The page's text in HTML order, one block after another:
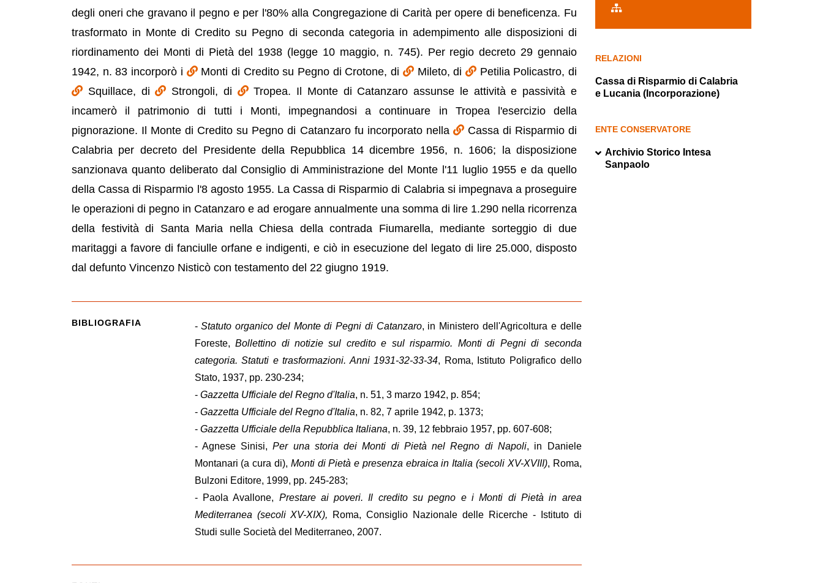
degli oneri che gravano il pegno e per l'80% alla Congregazione di Carità per opere di beneficenza. Fu
trasformato in Monte di Credito su Pegno di seconda categoria in adempimento alle disposizioni di
riordinamento dei Monti di Pietà del 1938 (legge 10 maggio, n. 745). Per regio decreto 29 gennaio
1942, n. 83 incorporò i
Monti di Credito su Pegno di Crotone, di Mileto, di
Petilia Policastro, di
Squillace, di
Strongoli, di
Tropea. Il Monte di Catanzaro assunse le attività e passività e
incamerò il patrimonio di tutti i Monti, impegnandosi a continuare in Tropea l'esercizio della
pignorazione. Il Monte di Credito su Pegno di Catanzaro fu incorporato nella
Cassa di Risparmio di
Calabria per decreto del Presidente della Repubblica 14 dicembre 1956, n. 1606; la disposizione
sanzionava quanto deliberato dal Consiglio di Amministrazione del Monte l'11 luglio 1955 e da quello
della Cassa di Risparmio l'8 agosto 1955. La Cassa di Risparmio di Calabria si impegnava a proseguire
le operazioni di pegno in Catanzaro e ad erogare annualmente una somma di lire 1.290 nella ricorrenza
della festività di Santa Maria nella Chiesa della contrada Fiumarella, mediante sorteggio di due
maritaggi a favore di fanciulle orfane e indigenti, e ciò in esecuzione del legato di lire 25.000, disposto
dal defunto Vincenzo Nisticò con testamento del 22 giugno 1919.
RELAZIONI
Cassa di Risparmio di Calabria
e Lucania (Incorporazione)
ENTE CONSERVATORE
Archivio Storico Intesa
Sanpaolo
BIBLIOGRAFIA -Statuto organico del Monte di Pegni di Catanzaro, in Ministero dell'Agricoltura e delle
Foreste,Bollettino di notizie sul credito e sul risparmio. Monti di Pegni di seconda
categoria. Statuti e trasformazioni. Anni 1931-32-33-34, Roma, Istituto Poligrafico dello
Stato, 1937, pp. 230-234;
- Gazzetta Ufficiale del Regno d'Italia, n. 51, 3 marzo 1942, p. 854;
- Gazzetta Ufficiale del Regno d'Italia, n. 82, 7 aprile 1942, p. 1373;
- Gazzetta Ufficiale della Repubblica Italiana, n. 39, 12 febbraio 1957, pp. 607-608;
- Agnese Sinisi,Per una storia dei Monti di Pietà nel Regno di Napoli, in Daniele
Montanari (a cura di), Monti di Pietà e presenza ebraica in Italia (secoli XV-XVIII), Roma,
Bulzoni Editore, 1999, pp. 245-283;
- Paola Avallone, Prestare ai poveri. Il credito su pegno e i Monti di Pietà in area
Mediterranea (secoli XV-XIX),
Roma, Consiglio Nazionale delle Ricerche - Istituto di
Studi sulle Società del Mediterraneo, 2007.